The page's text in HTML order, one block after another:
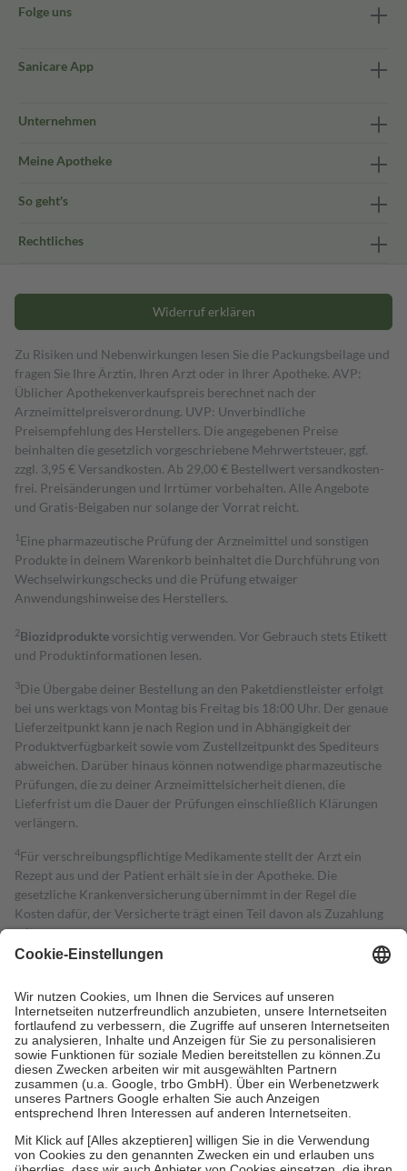
Folge uns
Sanicare App
Unternehmen
Meine Apotheke
So geht's
Rechtliches
Widerruf erklären
Zu Risiken und Nebenwirkungen lesen Sie die Packungsbeilage und
fragen Sie Ihre Ärztin, Ihren Arzt oder in Ihrer Apotheke. AVP:
Üblicher Apothekenverkaufspreis berechnet nach der
Arzneimittelpreisverordnung. UVP: Unverbindliche
Preisempfehlung des Herstellers. Die angegebenen Preise
beinhalten die gesetzlich vorgeschriebene Mehrwertsteuer, ggf.
zzgl. 3,95 € Versandkosten. Ab 29,00 € Bestell­wert versand­kosten­
frei. Preisänderungen und Irrtümer vorbehalten. Alle Angebote
und Gratis-Beigaben nur solange der Vorrat reicht.
1 Eine pharmazeutische Prüfung der Arzneimittel und sonstigen
Produkte in deinem Warenkorb beinhaltet die Durchführung von
Wechselwirkungschecks und die Prüfung etwaiger
Anwendungshinweise des Herstellers.
2Biozidproduktevorsichtig verwenden. Vor Gebrauch stets Etikett
und Produktinformationen lesen.
3Die Übergabe deiner Bestellung an den Paketdienstleister erfolgt
bei uns werktags von Montag bis Freitag bis 18:00 Uhr. Der genaue
Lieferzeitpunkt kann je nach Region und in Abhängigkeit der
Produktverfügbarkeit sowie vom Zustellzeitpunkt des Spediteurs
abweichen. Darüber hinaus können notwendige pharmazeutische
Prüfungen, die zu deiner Arzneimittelsicherheit dienen, die
Lieferfrist um die Dauer der Prüfungen einschließlich Klärungen
verlängern.
4Für verschreibungspflichtige Medikamente stellt der Arzt ein
Rezept aus und der Patient erhält sie in der Apotheke. Die
gesetzliche Krankenversicherung übernimmt in der Regel die
Kosten dafür, der Versicherte trägt einen Teil davon als Zuzahlung
mit.
Grundsätzlich leisten Mitglieder Zuzahlungen in Höhe von zehn
höchstens zehn Euro.
Es sind jedoch nie mehr als die tatsächlichen
Kosten der Leistung zu entrichten.
Diese Regeln gelten grundsätzlich auch für Online-Apotheken.
Bei Heilmitteln und häuslicher Krankenpflege beträgt die
Zuzahlung zehn Prozent der Kosten sowie zehn Euro je
Verordnung.
Um das Engagement der Versicherten für ihre eigene Gesundheit zu
stärken und die besondere Stellung der Familie zu unterstützen,
fallenkeine Zuzahlungenan bei:
• Kindern und Jugendlichen bis zum vollendeten 18. Lebensjahr